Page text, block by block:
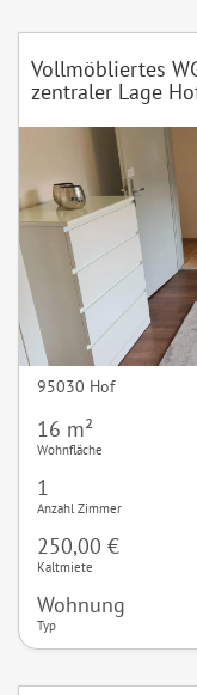
Vollmöbliertes
zentraler Lage
95030 Hof
16 m²
Wohnfläche
1
Anzahl Zimmer
250,00 €
Kaltmiete
Wohnung
Typ